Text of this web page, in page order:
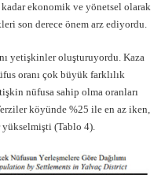
ekonomik ve yönetsel olarak
son derece önem arz ediyordu.
yetişkinler oluşturuyordu. Kaza
oranı çok büyük farklılık
nüfusa sahip olma oranları
köyünde %25 ile en az iken,
yükselmişti (Tablo 4).